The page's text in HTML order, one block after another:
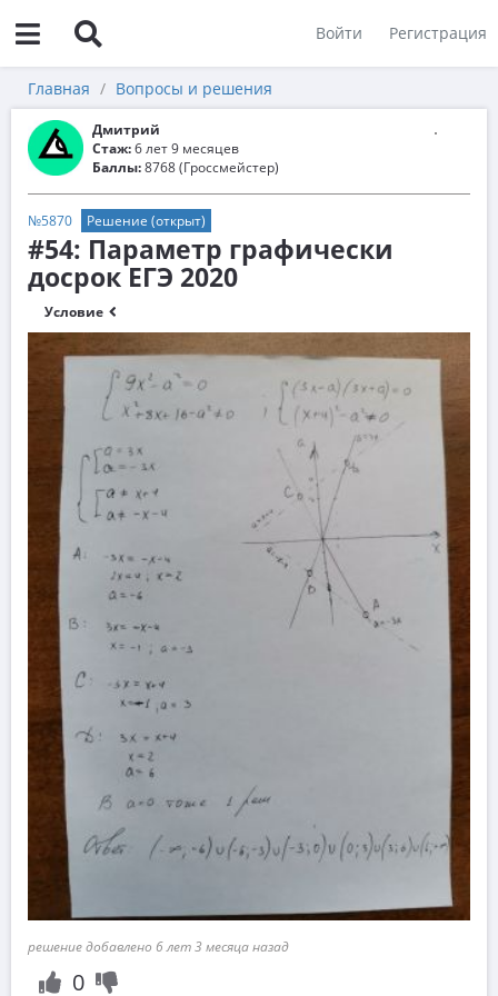
Войти Регистрация
Главная Вопросы и решения
Дмитрий
Стаж:6 лет 9 месяцев
Баллы:8768 (Гроссмейстер)
№5870 Решение (открыт)
#54: Параметр графически
досрок ЕГЭ 2020
Условие
решение добавлено 6 лет 3 месяца назад
0